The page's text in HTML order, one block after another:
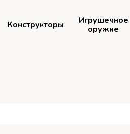
Конструкторы
Игрушечное
оружие